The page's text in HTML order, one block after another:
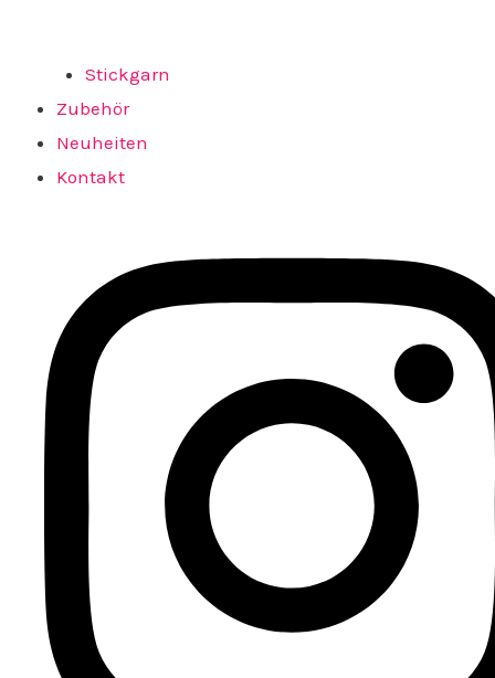
Stickgarn
Zubehör
Neuheiten
Kontakt